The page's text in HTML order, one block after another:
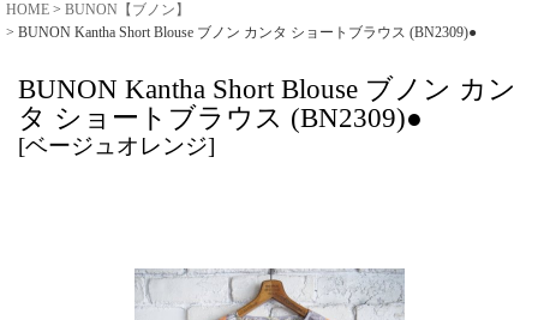
HOME > BUNON【ブノン】
> BUNON Kantha Short Blouse ブノン カンタ ショートブラウス (BN2309)●
BUNON Kantha Short Blouse ブノン カン
タ ショートブラウス (BN2309)●
[ベージュオレンジ]